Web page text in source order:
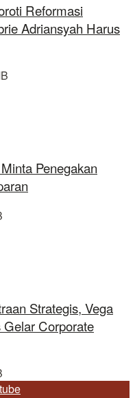
Reformasi
Adriansyah Harus
Penegakan
Strategis, Vega
Corporate